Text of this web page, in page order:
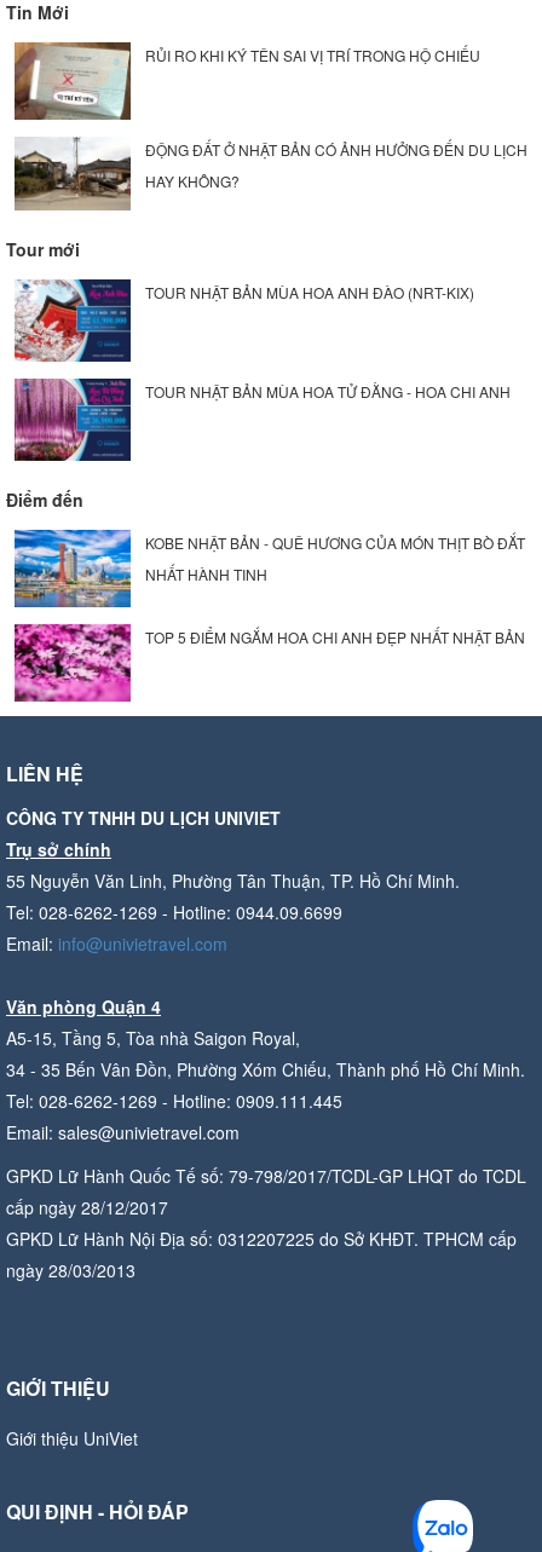
Tin Mới
RỦI RO KHI KÝ TÊN SAI VỊ TRÍ TRONG HỘ CHIẾU
ĐỘNG ĐẤT Ở NHẬT BẢN CÓ ẢNH HƯỞNG ĐẾN DU LỊCH
HAY KHÔNG?
Tour mới
TOUR NHẬT BẢN MÙA HOA ANH ĐÀO (NRT-KIX)
TOUR NHẬT BẢN MÙA HOA TỬ ĐẰNG - HOA CHI ANH
Điểm đến
KOBE NHẬT BẢN - QUÊ HƯƠNG CỦA MÓN THỊT BÒ ĐẮT
NHẤT HÀNH TINH
TOP 5 ĐIỂM NGẮM HOA CHI ANH ĐẸP NHẤT NHẬT BẢN
LIÊN HỆ
CÔNG TY TNHH DU LỊCH UNIVIET
Trụ sở chính
55 Nguyễn Văn Linh, Phường Tân Thuận, TP. Hồ Chí Minh.
Tel: 028-6262-1269 - Hotline: 0944.09.6699
Email: info@univietravel.com
Văn phòng Quận 4
A5-15, Tầng 5, Tòa nhà Saigon Royal,
34 - 35 Bến Vân Đồn, Phường Xóm Chiếu, Thành phố Hồ Chí Minh.
Tel: 028-6262-1269 - Hotline: 0909.111.445
Email: sales@univietravel.com
GPKD Lữ Hành Quốc Tế số: 79-798/2017/TCDL-GP LHQT do TCDL
cấp ngày 28/12/2017
GPKD Lữ Hành Nội Địa số: 0312207225 do Sở KHĐT. TPHCM cấp
ngày 28/03/2013
GIỚI THIỆU
Giới thiệu UniViet
QUI ĐỊNH - HỎI ĐÁP